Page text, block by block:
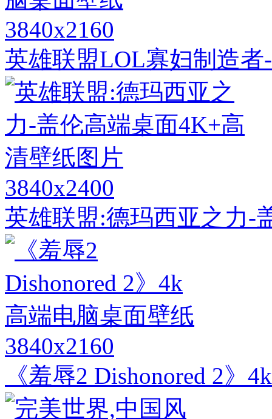
3840x2160
英雄联盟LOL寡妇制造
3840x2400
英雄联盟:德玛西亚之力-
3840x2160
《羞辱2 Dishonored 2》